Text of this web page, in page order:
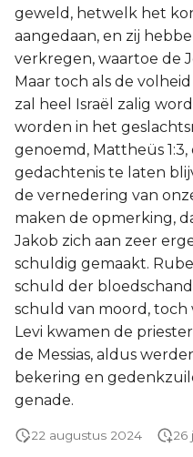
geweld, hetwelk het
aangedaan, en zij
verkregen, waartoe de
Maar toch als de
zal heel Israël zalig
worden in het
genoemd, Mattheüs
gedachtenis te laten
de vernedering van
maken de opmerking,
Jakob zich aan zeer
schuldig gemaakt.
schuld der
schuld van moord, toch
Levi kwamen de
de Messias, aldus
bekering en
genade.
22 augustus 2024 26